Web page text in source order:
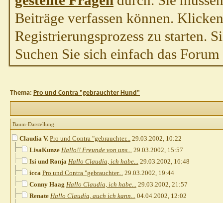
Beiträge verfassen können.
Registrierungsprozess zu starten.
Suchen Sie sich einfach das
Thema: Pro und Contra "gebrauchter Hund"
Baum-Darstellung
Claudia V. Pro und Contra "gebrauchter... 29.03.2002, 10:22
LisaKunze Hallo!! Freunde von uns... 29.03.2002, 15:57
Isi und Ronja Hallo Claudia, ich habe... 29.03.2002, 16:48
icca Pro und Contra "gebrauchter... 29.03.2002, 19:44
Conny Haag Hallo Claudia, ich habe... 29.03.2002, 21:57
Renate Hallo Claudia, auch ich kann... 04.04.2002, 12:02